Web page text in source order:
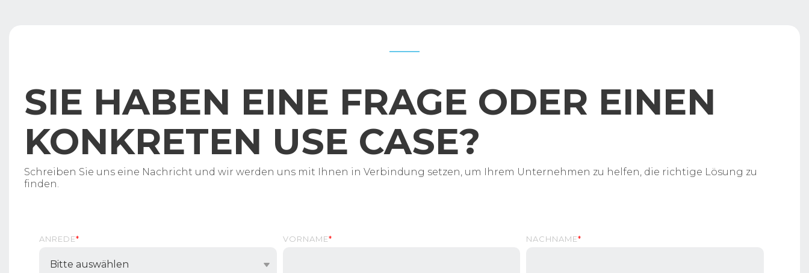
SIE HABEN EINE FRAGE ODER EINEN
KONKRETEN USE CASE?
Schreiben Sie uns eine Nachricht und wir werden uns mit Ihnen in Verbindung setzen, um Ihrem Unternehmen zu helfen, die richtige Lösung zu
finden.
ANREDE* VORNAME* NACHNAME*